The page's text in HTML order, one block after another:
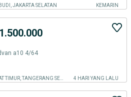
JAKARTA SELATAN KEMARIN
a10 4/64
4 HARI YANG LALU